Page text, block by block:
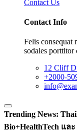
Contact Us
Contact Info
Felis consequat
sodales porttitor
12 Cliff
+2000-
Trending News:
Bio+HealthTech แ